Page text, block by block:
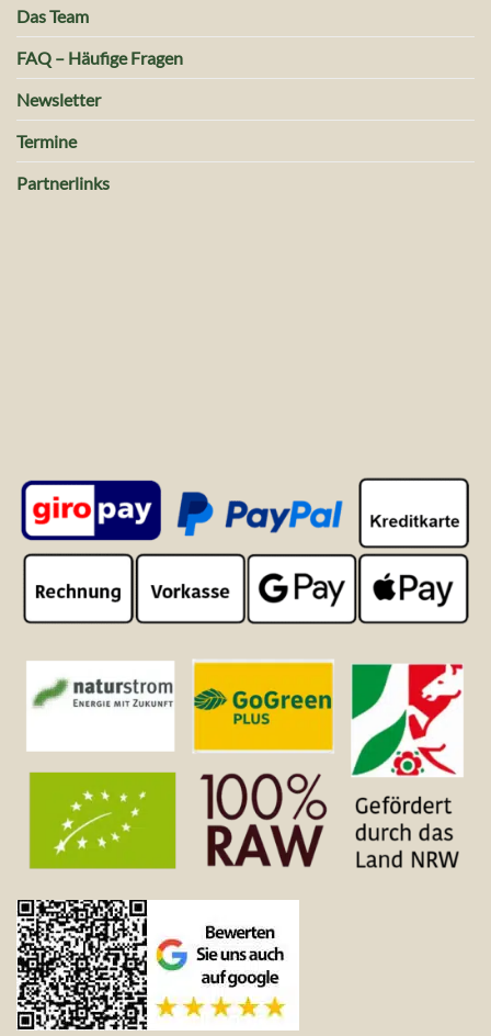
Das Team
FAQ – Häufige Fragen
Newsletter
Termine
Partnerlinks